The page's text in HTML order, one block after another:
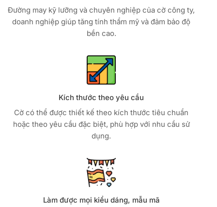
Đường may kỹ lưỡng và chuyên nghiệp của cờ công ty,
doanh nghiệp giúp tăng tính thẩm mỹ và đảm bảo độ
bền cao.
Kích thước theo yêu cầu
Cờ có thể được thiết kế theo kích thước tiêu chuẩn
hoặc theo yêu cầu đặc biệt, phù hợp với nhu cầu sử
dụng.
Làm được mọi kiểu dáng, mẫu mã